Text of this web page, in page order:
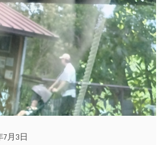
7月3日